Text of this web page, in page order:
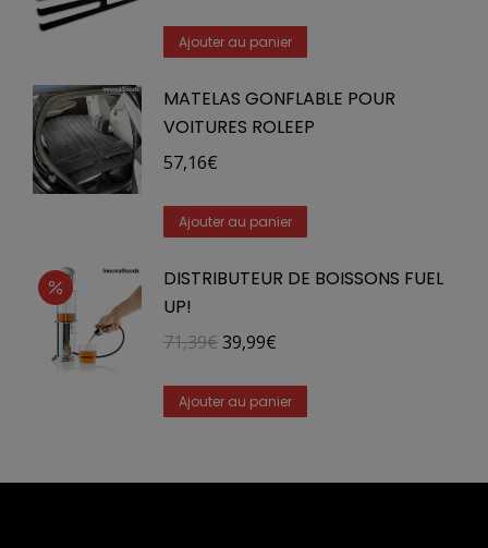
Ajouter au panier
MATELAS GONFLABLE POUR
VOITURES ROLEEP
57,16€
Ajouter au panier
DISTRIBUTEUR DE BOISSONS FUEL
UP!
71,39€Le
initial
39,99€
actuel
Ajouter au panier